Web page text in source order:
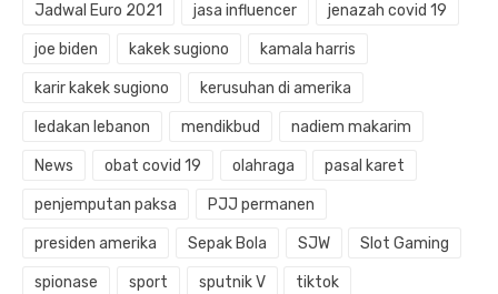
Jadwal Euro 2021 jasa influencer jenazah covid 19
joe biden kakek sugiono kamala harris
karir kakek sugiono kerusuhan di amerika
ledakan lebanon mendikbud nadiem makarim
News obat covid 19 olahraga pasal karet
penjemputan paksa PJJ permanen
presiden amerika Sepak Bola SJW Slot Gaming
spionase sport sputnik V tiktok